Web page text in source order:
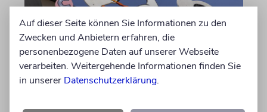
STATISTIK
Auf dieser Seite können Sie Informationen zu den
Zwecken und Anbietern erfahren, die
personenbezogene Daten auf unserer Webseite
verarbeiten. Weitergehende Informationen finden Sie
in unserer Datenschutzerklärung.